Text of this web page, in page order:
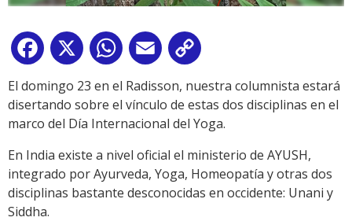
Facebook
X WhatsApp
Email
Link
El domingo 23 en el Radisson, nuestra columnista estará
disertando sobre el vínculo de estas dos disciplinas en el
marco del Día Internacional del Yoga.
En India existe a nivel oficial el ministerio de AYUSH,
integrado por Ayurveda, Yoga, Homeopatía y otras dos
disciplinas bastante desconocidas en occidente: Unani y
Siddha.